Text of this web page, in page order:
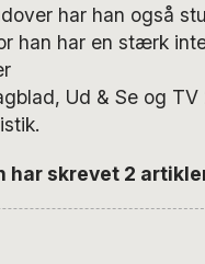
har han også
han har en stærk
Ud & Se og
har skrevet 2